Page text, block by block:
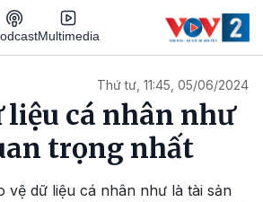
Multimedia
Thứ tư, 11:45, 05/06/2024
liệu cá nhân như
trọng nhất
vệ dữ liệu cá nhân như là tài sản